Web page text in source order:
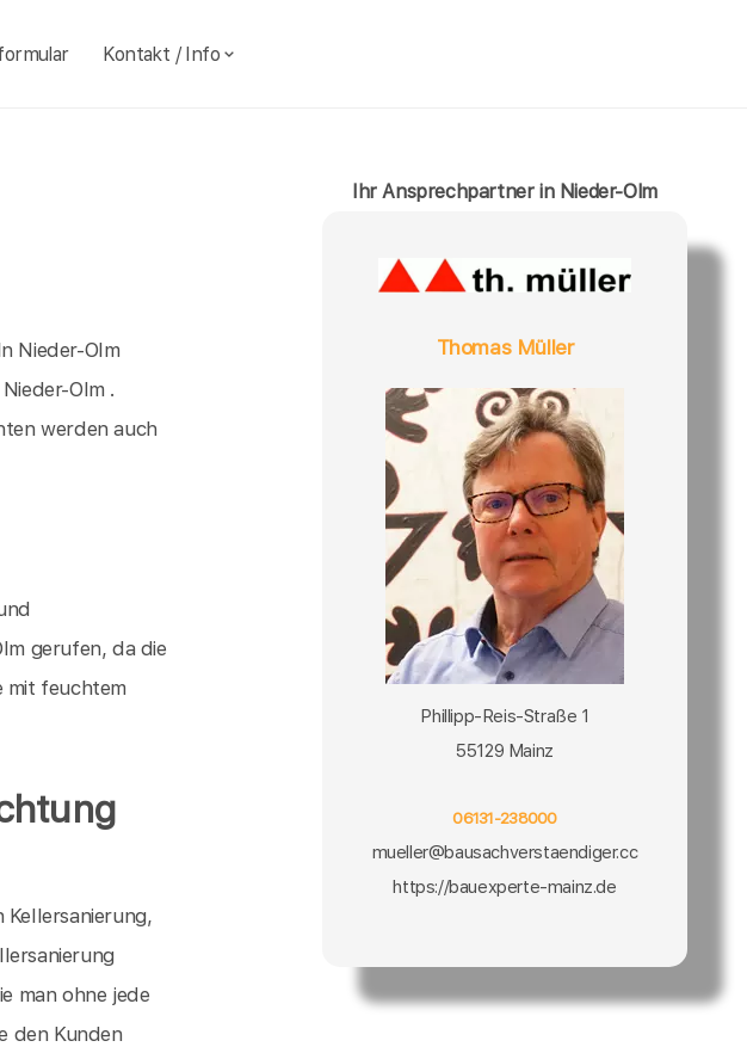
Kontakt / Info
Nieder-Olm
Olm .
werden auch
gerufen, da die
mit feuchtem
man ohne jede
den Kunden
Ihr Ansprechpartner in Nieder-Olm
Thomas Müller
Phillipp-Reis-Straße 1
55129 Mainz
06131-238000
mueller@bausachverstaendiger.cc
https://bauexperte-mainz.de